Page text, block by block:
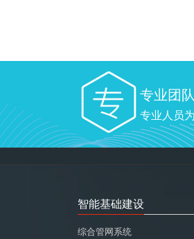
专业团
专业人员
智能基础建设
综合管网系统